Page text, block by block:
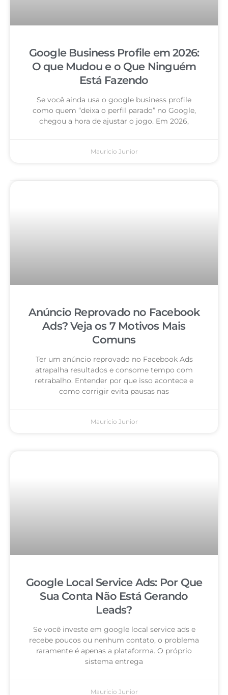
Google Business Profile em 2026:
O que Mudou e o Que Ninguém
Está Fazendo
Se você ainda usa o google business profile
como quem “deixa o perfil parado” no Google,
chegou a hora de ajustar o jogo. Em 2026,
Mauricio Junior
Anúncio Reprovado no Facebook
Ads? Veja os 7 Motivos Mais
Comuns
Ter um anúncio reprovado no Facebook Ads
atrapalha resultados e consome tempo com
retrabalho. Entender por que isso acontece e
como corrigir evita pausas nas
Mauricio Junior
Google Local Service Ads: Por Que
Sua Conta Não Está Gerando
Leads?
Se você investe em google local service ads e
recebe poucos ou nenhum contato, o problema
raramente é apenas a plataforma. O próprio
sistema entrega
Mauricio Junior